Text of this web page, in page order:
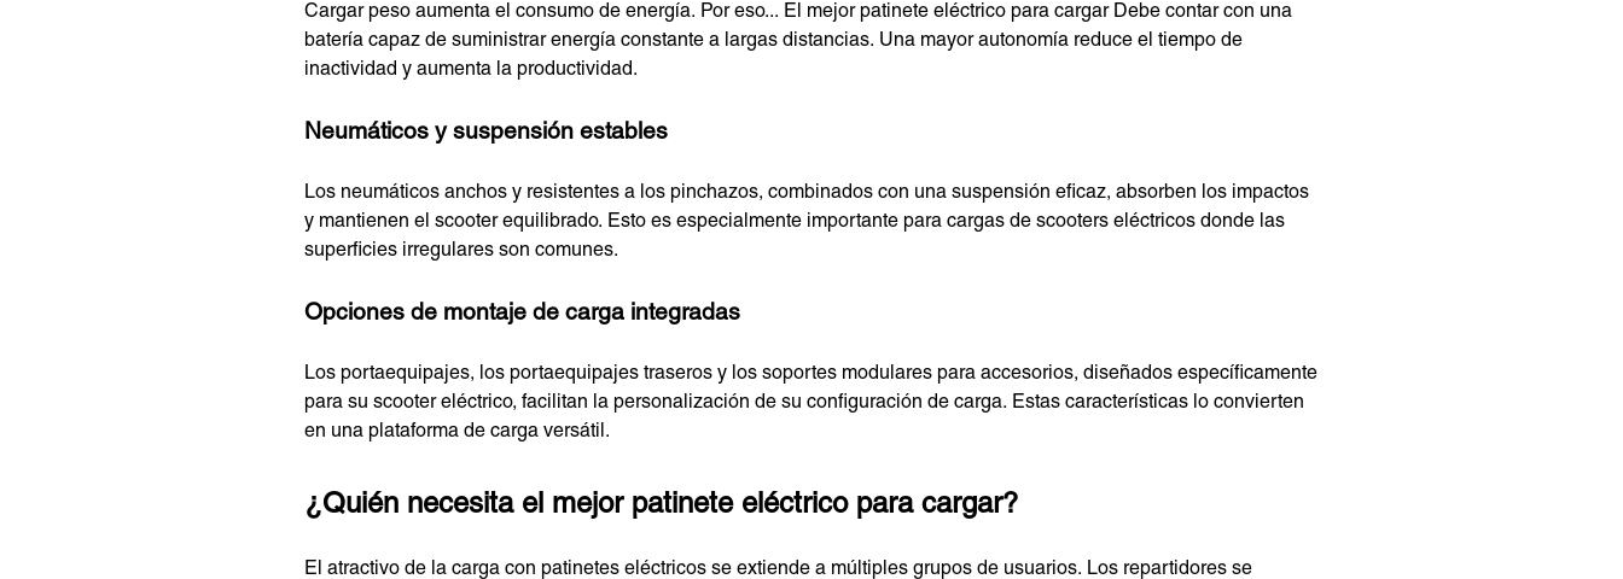
Cargar peso aumenta el consumo de energía. Por eso... El mejor patinete eléctrico para cargar Debe contar con una
batería capaz de suministrar energía constante a largas distancias. Una mayor autonomía reduce el tiempo de
inactividad y aumenta la productividad.
Neumáticos y suspensión estables
Los neumáticos anchos y resistentes a los pinchazos, combinados con una suspensión eficaz, absorben los impactos
y mantienen el scooter equilibrado. Esto es especialmente importante para cargas de scooters eléctricos donde las
superficies irregulares son comunes.
Opciones de montaje de carga integradas
Los portaequipajes, los portaequipajes traseros y los soportes modulares para accesorios, diseñados específicamente
para su scooter eléctrico, facilitan la personalización de su configuración de carga. Estas características lo convierten
en una plataforma de carga versátil.
¿Quién necesita el mejor patinete eléctrico para cargar?
El atractivo de la carga con patinetes eléctricos se extiende a múltiples grupos de usuarios. Los repartidores se